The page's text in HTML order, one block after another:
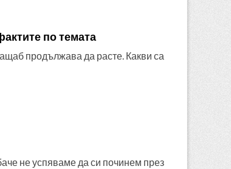
по темата
продължава да расте. Какви са
не успяваме да си починем през